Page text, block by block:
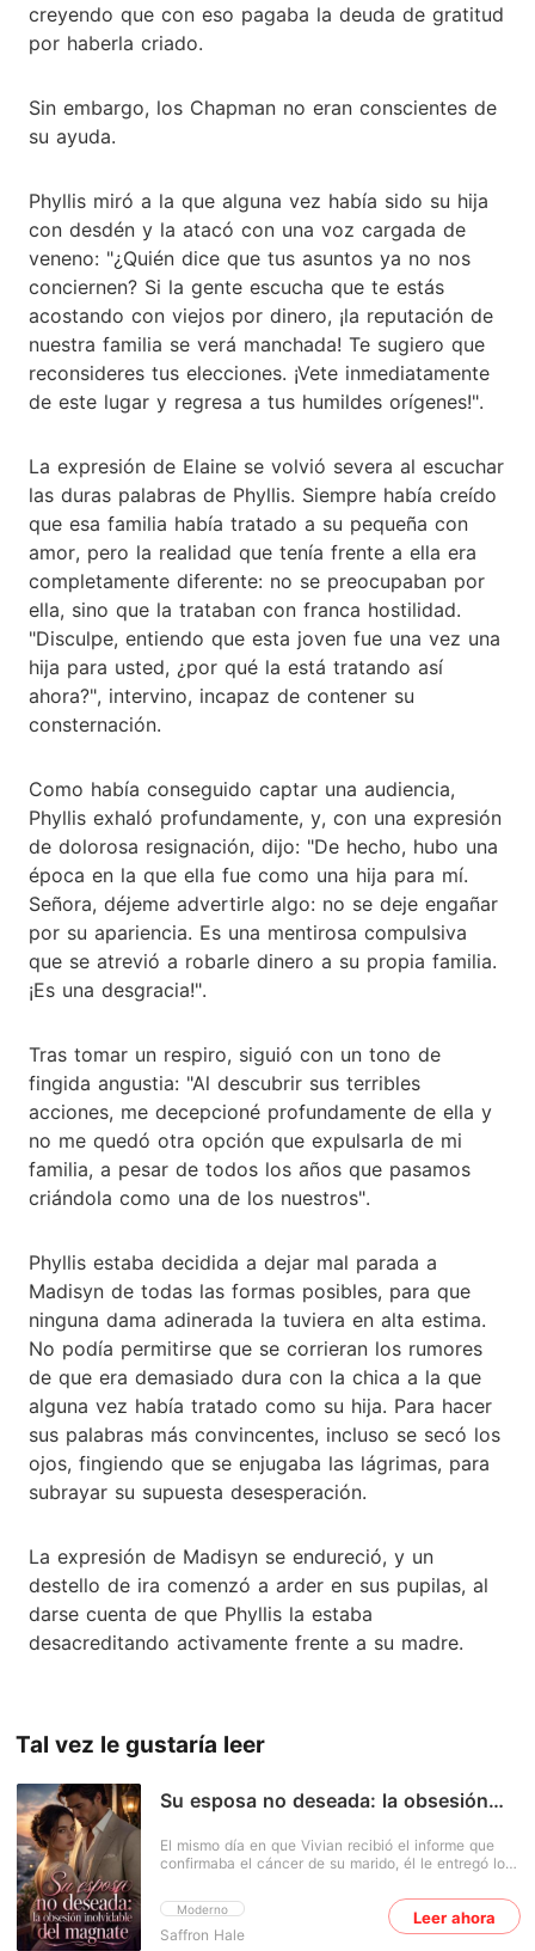
creyendo que con eso pagaba la deuda de gratitud
por haberla criado.
Sin embargo, los Chapman no eran conscientes de
su ayuda.
Phyllis miró a la que alguna vez había sido su hija
con desdén y la atacó con una voz cargada de
veneno: "¿Quién dice que tus asuntos ya no nos
conciernen? Si la gente escucha que te estás
acostando con viejos por dinero, ¡la reputación de
nuestra familia se verá manchada! Te sugiero que
reconsideres tus elecciones. ¡Vete inmediatamente
de este lugar y regresa a tus humildes orígenes!".
La expresión de Elaine se volvió severa al escuchar
las duras palabras de Phyllis. Siempre había creído
que esa familia había tratado a su pequeña con
amor, pero la realidad que tenía frente a ella era
completamente diferente: no se preocupaban por
ella, sino que la trataban con franca hostilidad.
"Disculpe, entiendo que esta joven fue una vez una
hija para usted, ¿por qué la está tratando así
ahora?", intervino, incapaz de contener su
consternación.
Como había conseguido captar una audiencia,
Phyllis exhaló profundamente, y, con una expresión
de dolorosa resignación, dijo: "De hecho, hubo una
época en la que ella fue como una hija para mí.
Señora, déjeme advertirle algo: no se deje engañar
por su apariencia. Es una mentirosa compulsiva
que se atrevió a robarle dinero a su propia familia.
¡Es una desgracia!".
Tras tomar un respiro, siguió con un tono de
fingida angustia: "Al descubrir sus terribles
acciones, me decepcioné profundamente de ella y
no me quedó otra opción que expulsarla de mi
familia, a pesar de todos los años que pasamos
criándola como una de los nuestros".
Phyllis estaba decidida a dejar mal parada a
Madisyn de todas las formas posibles, para que
ninguna dama adinerada la tuviera en alta estima.
No podía permitirse que se corrieran los rumores
de que era demasiado dura con la chica a la que
alguna vez había tratado como su hija. Para hacer
sus palabras más convincentes, incluso se secó los
ojos, fingiendo que se enjugaba las lágrimas, para
subrayar su supuesta desesperación.
La expresión de Madisyn se endureció, y un
destello de ira comenzó a arder en sus pupilas, al
darse cuenta de que Phyllis la estaba
desacreditando activamente frente a su madre.
Tal vez le gustaría leer
Su esposa no deseada: la obsesión
Moderno
Saffron Hale
El mismo día en que Vivian recibió el informe que
confirmaba el cáncer de su marido, él le entregó los
era la que se estaba muriendo, y su suegra dijo con
desdén: "¿Para qué gastar dinero si no vas a vivir?".
Su esposo declaró con brusquedad: "Ella está
Leer ahora